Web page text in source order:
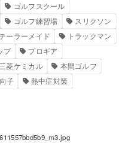
ゴルフスクール
ゴルフ練習場
スリクソン
テーラーメイド
トラックマン
プ
プロギア
菱ケミカル
本間ゴルフ
子 熱中症対策